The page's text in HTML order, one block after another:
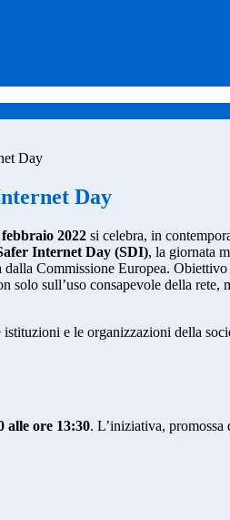
Day
Day
2022 si celebra, in
Internet Day (SDI), la giornata
dalla Commissione Europea.
solo sull’uso consapevole della rete,
e le organizzazioni della
alle ore 13:30. L’iniziativa,